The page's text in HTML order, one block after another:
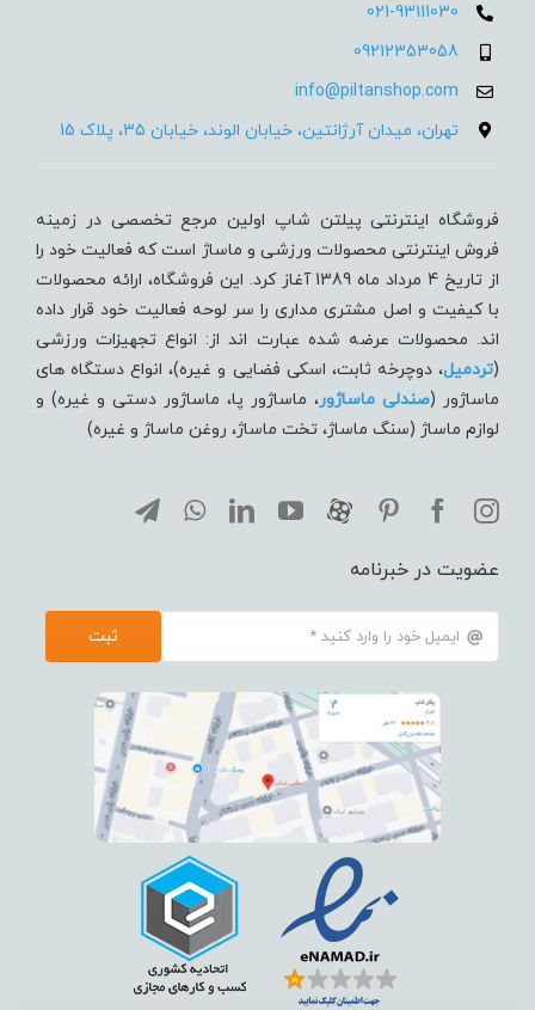
021-93111030
09212353058
info@piltanshop.com
تهران، میدان آرژانتین، خیابان الوند، خیابان 35، پلاک 15
فروشگاه اینترنتی پیلتن شاپ اولین مرجع تخصصی در زمینه
فروش اینترنتی محصولات ورزشی و ماساژ است که فعالیت خود را
از تاریخ 4 مرداد ماه 1389 آغاز کرد. این فروشگاه، ارائه محصولات
با کیفیت و اصل مشتری مداری را سر لوحه فعالیت خود قرار داده
اند. محصولات عرضه شده عبارت اند از: انواع تجهیزات ورزشی
(تردميل، دوچرخه ثابت، اسکی فضایی و غیره)، انواع دستگاه های
ماساژور (صندلی ماساژور، ماساژور پا، ماساژور دستی و غیره) و
لوازم ماساژ (سنگ ماساژ، تخت ماساژ، روغن ماساژ و غیره)
عضویت در خبرنامه
ثبت